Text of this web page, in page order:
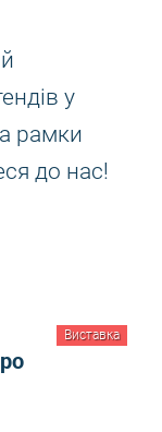
у
рамки
до нас!
Виставка